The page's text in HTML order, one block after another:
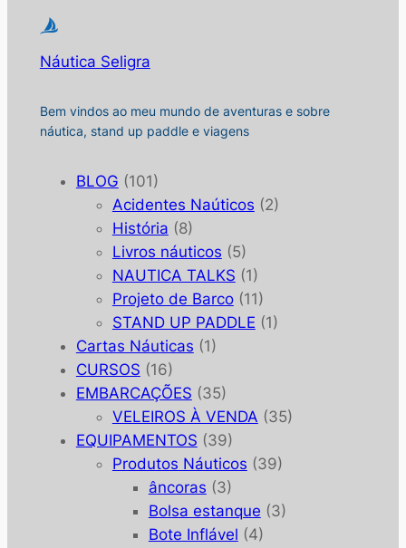
Náutica Seligra
Bem vindos ao meu mundo de aventuras e sobre
náutica, stand up paddle e viagens
BLOG (101)
Acidentes Naúticos (2)
História (8)
Livros náuticos (5)
NAUTICA TALKS (1)
Projeto de Barco(11)
STAND UP PADDLE (1)
Cartas Náuticas (1)
CURSOS (16)
EMBARCAÇÕES (35)
VELEIROS À VENDA (35)
EQUIPAMENTOS (39)
Produtos Náuticos (39)
âncoras (3)
Bolsa estanque (3)
Bote Inflável (4)